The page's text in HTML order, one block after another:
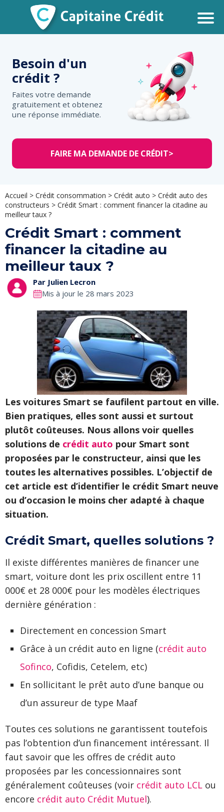
Besoin d'un
crédit ?
Faites votre demande
gratuitement et obtenez
une réponse immédiate.
FAIRE MA DEMANDE DE CRÉDIT>
Accueil > Crédit consommation > Crédit auto > Crédit auto des
constructeurs > Crédit Smart : comment financer la citadine au
meilleur taux ?
Crédit Smart : comment
financer la citadine au
meilleur taux ?
Par Julien Lecron
Mis à jour le 28 mars 2023
Les voitures Smart se faufilent partout en ville.
Bien pratiques, elles sont aussi et surtout
plutôt coûteuses. Nous allons voir quelles
solutions de crédit auto pour Smart sont
proposées par le constructeur, ainsi que les
toutes les alternatives possibles. L’objectif de
cet article est d’identifier le crédit Smart neuve
ou d’occasion le moins cher adapté à chaque
situation.
Crédit Smart, quelles solutions ?
Il existe différentes manières de financer une
smart, voiture dont les prix oscillent entre 11
000€ et 28 000€ pour les modèles électriques
dernière génération :
Directement en concession Smart
Grâce à un crédit auto en ligne (crédit auto
Sofinco, Cofidis, Cetelem, etc)
En sollicitant le prêt auto d’une banque ou
d’un assureur de type Maaf
Toutes ces solutions ne garantissent toutefois
pas l’obtention d’un financement intéressant. Il
faut savoir que les offres de crédit auto
proposées par les concessionnaires sont
généralement coûteuses (voir crédit auto LCL ou
encore crédit auto Crédit Mutuel).